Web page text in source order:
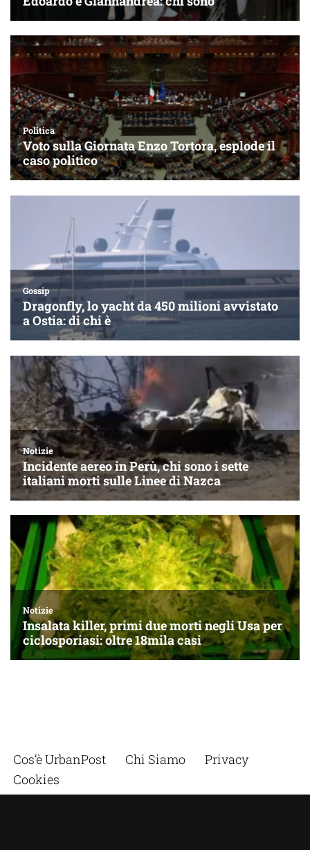
Cos’è UrbanPost Chi Siamo
Privacy
Cookies